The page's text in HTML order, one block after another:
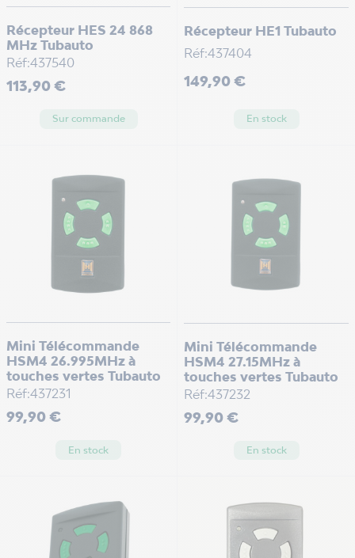
Récepteur HES 24 868
MHz Tubauto
Réf:437540
Prix
113,90 €
Sur commande
Récepteur HE1 Tubauto
Réf:437404
Prix
149,90 €
En stock
Mini Télécommande
HSM4 26.995MHz à
touches vertes Tubauto
Réf:437231
Prix
99,90 €
En stock
Mini Télécommande
HSM4 27.15MHz à
touches vertes Tubauto
Réf:437232
Prix
99,90 €
En stock